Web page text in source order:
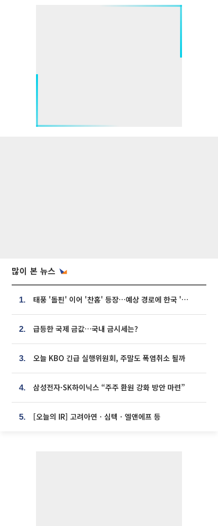
많이 본 뉴스
1. 태풍 '돌핀' 이어 '찬홈' 등장…예상 경로에 한국 '한숨'
2. 급등한 국제 금값…국내 금시세는?
3. 오늘 KBO 긴급 실행위원회, 주말도 폭염취소 될까
4. 삼성전자·SK하이닉스 “주주 환원 강화 방안 마련”
5. [오늘의 IR] 고려아연ㆍ심텍ㆍ엘앤에프 등